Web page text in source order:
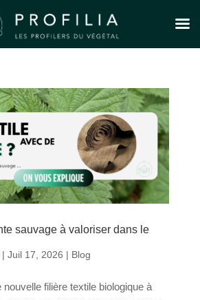
sauvage à valoriser dans le
Juil 17, 2026 | Blog
filière textile biologique à